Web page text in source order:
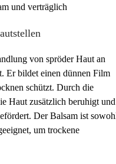
und verträglich
von spröder Haut an
Er bildet einen dünnen Film
schützt. Durch die
Haut zusätzlich beruhigt und
Der Balsam ist
um trockene